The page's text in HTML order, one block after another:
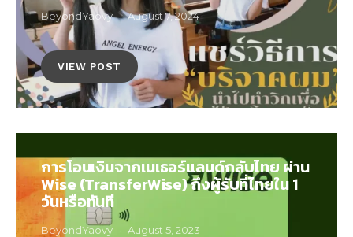
BeyondYaovy August 7, 2024
VIEW POST
การโอนเงินจากเนเธอร์แลนด์กลับไทย ผ่าน
Wise (TransferWise) ถึงผู้รับที่ไทยใน 1
วันหรือทันที
BeyondYaovy August 5, 2023